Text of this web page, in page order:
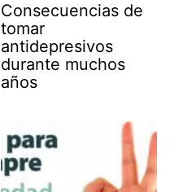
Consecuencias de
tomar
antidepresivos
durante muchos
años